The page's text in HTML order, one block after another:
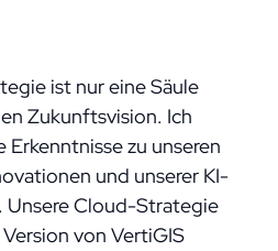
ist nur eine Säule
Zukunftsvision. Ich
Erkenntnisse zu unseren
und unserer KI-
Cloud-Strategie
von VertiGIS